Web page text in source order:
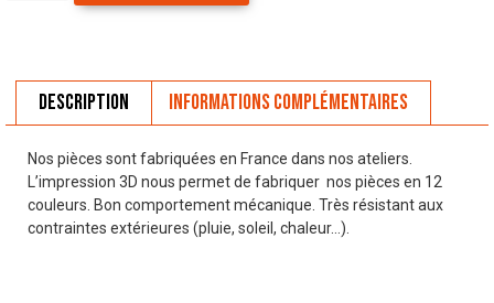
Description Informations complémentaires
Nos pièces sont fabriquées en France dans nos ateliers.
L’impression 3D nous permet de fabriquer nos pièces en 12
couleurs. Bon comportement mécanique. Très résistant aux
contraintes extérieures (pluie, soleil, chaleur…).